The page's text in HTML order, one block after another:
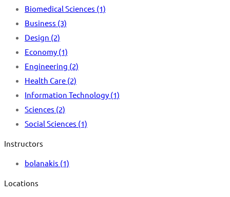
Biomedical Sciences (1)
Business (3)
Design (2)
Economy (1)
Engineering (2)
Health Care (2)
Information Technology (1)
Sciences (2)
Social Sciences (1)
Instructors
bolanakis (1)
Locations